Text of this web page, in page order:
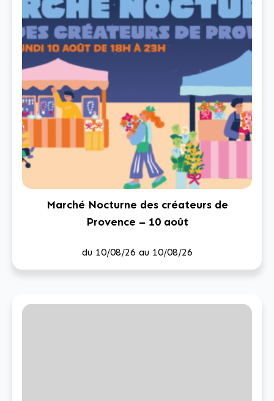
Marché Nocturne des créateurs de
Provence – 10 août
du 10/08/26 au 10/08/26